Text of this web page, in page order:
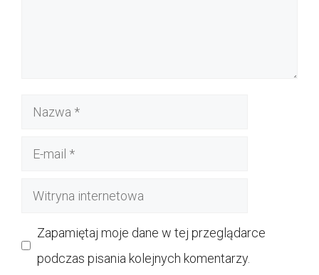
Nazwa
Witryna
Zapamiętaj moje dane w tej przeglądarce
podczas pisania kolejnych komentarzy.